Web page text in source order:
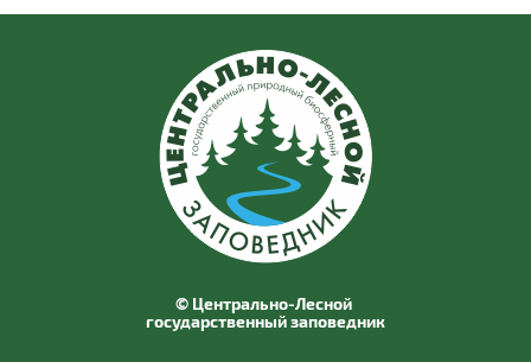
© Центрально-Лесной
государственный заповедник